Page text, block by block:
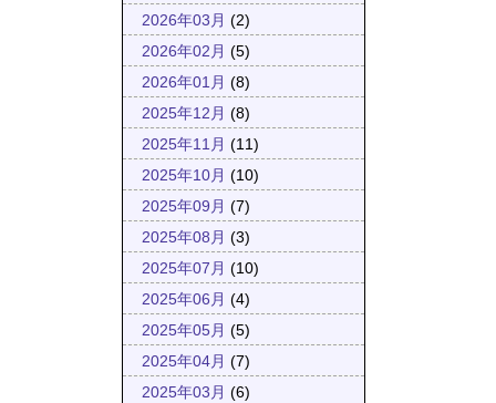
2026年03月 (2)
2026年02月 (5)
2026年01月 (8)
2025年12月 (8)
2025年11月 (11)
2025年10月 (10)
2025年09月 (7)
2025年08月 (3)
2025年07月 (10)
2025年06月 (4)
2025年05月 (5)
2025年04月 (7)
2025年03月 (6)